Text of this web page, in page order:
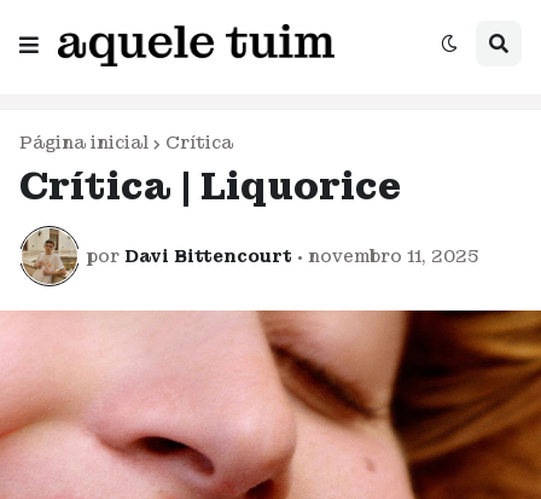
Página inicial Crítica
Crítica | Liquorice
por Davi Bittencourt • novembro 11, 2025